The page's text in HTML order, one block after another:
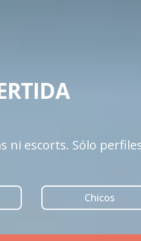
ni escorts. Sólo
Chicos